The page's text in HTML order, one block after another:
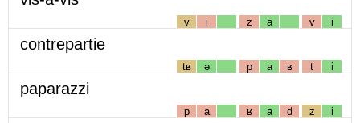
v i z a v i
contrepartie
tʁ ə p a ʁ t i
paparazzi
p a ʁ a d z i